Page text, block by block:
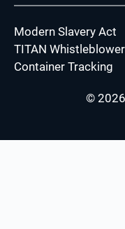
Modern Slavery Act
TITAN
Container Tracking
© 2026